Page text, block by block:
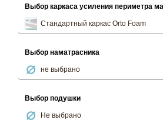
Выбор каркаса усиления периметра
Стандартный каркас Orto Foam
Выбор наматрасника
не выбрано
Выбор подушки
Не выбрано